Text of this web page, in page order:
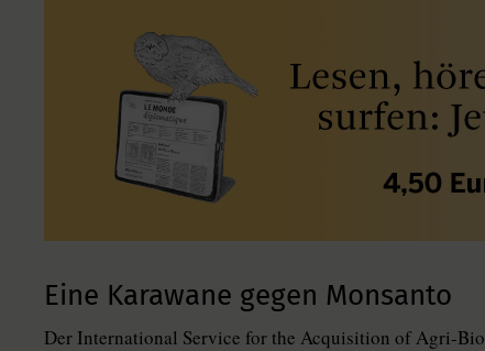
Eine Karawane gegen Monsanto
Der International Service for the Acquisition of Agri-